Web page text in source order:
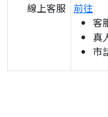
線上客服 前往
客
真
市